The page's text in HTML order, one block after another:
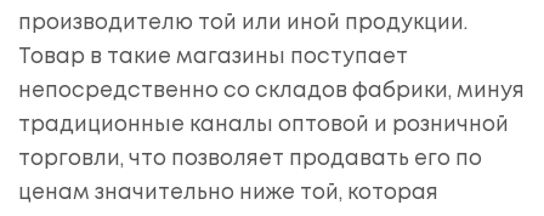
производителю той или иной продукции.
Товар в такие магазины поступает
непосредственно со складов фабрики, минуя
традиционные каналы оптовой и розничной
торговли, что позволяет продавать его по
ценам значительно ниже той, которая